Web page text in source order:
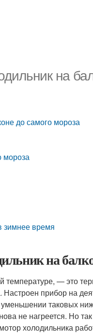
на
до самого мороза
мороза
зимнее время
на
— это
прибор на
таковых
не нагреется. Но
холодильника